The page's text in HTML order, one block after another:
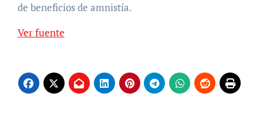
de beneficios de amnistía.
Ver fuente